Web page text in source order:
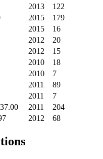
2013
122
2015
179
2015
16
2012
20
2012
15
2010
18
2010
7
2011
89
2011
7
2011
204
2012 68